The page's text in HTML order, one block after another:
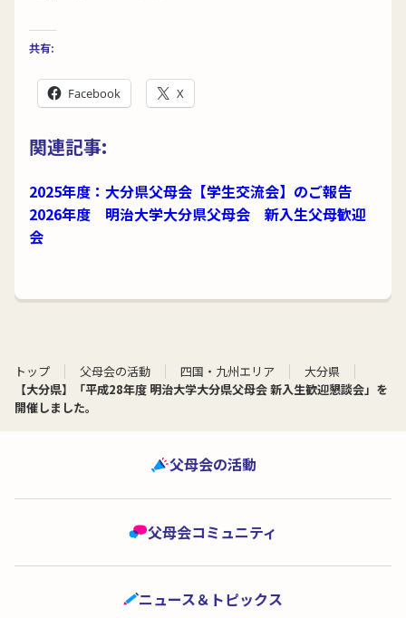
共有:
Facebook X
関連記事:
2025年度：大分県父母会【学生交流会】のご報告
2026年度 明治大学大分県父母会 新入生父母歓迎
会
トップ 父母会の活動 四国・九州エリア
大分県
【大分県】「平成28年度 明治大学大分県父母会 新入生歓迎懇談会」を
開催しました。
父母会の活動
父母会コミュニティ
ニュース＆トピックス